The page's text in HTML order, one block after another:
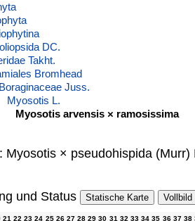
DC.
Takht.
Bromhead
Boraginaceae Juss.
Myosotis L.
Myosotis arvensis × ramosissima
Myosotis × pseudohispida (Murr)
und Status Statische Karte Vollbild